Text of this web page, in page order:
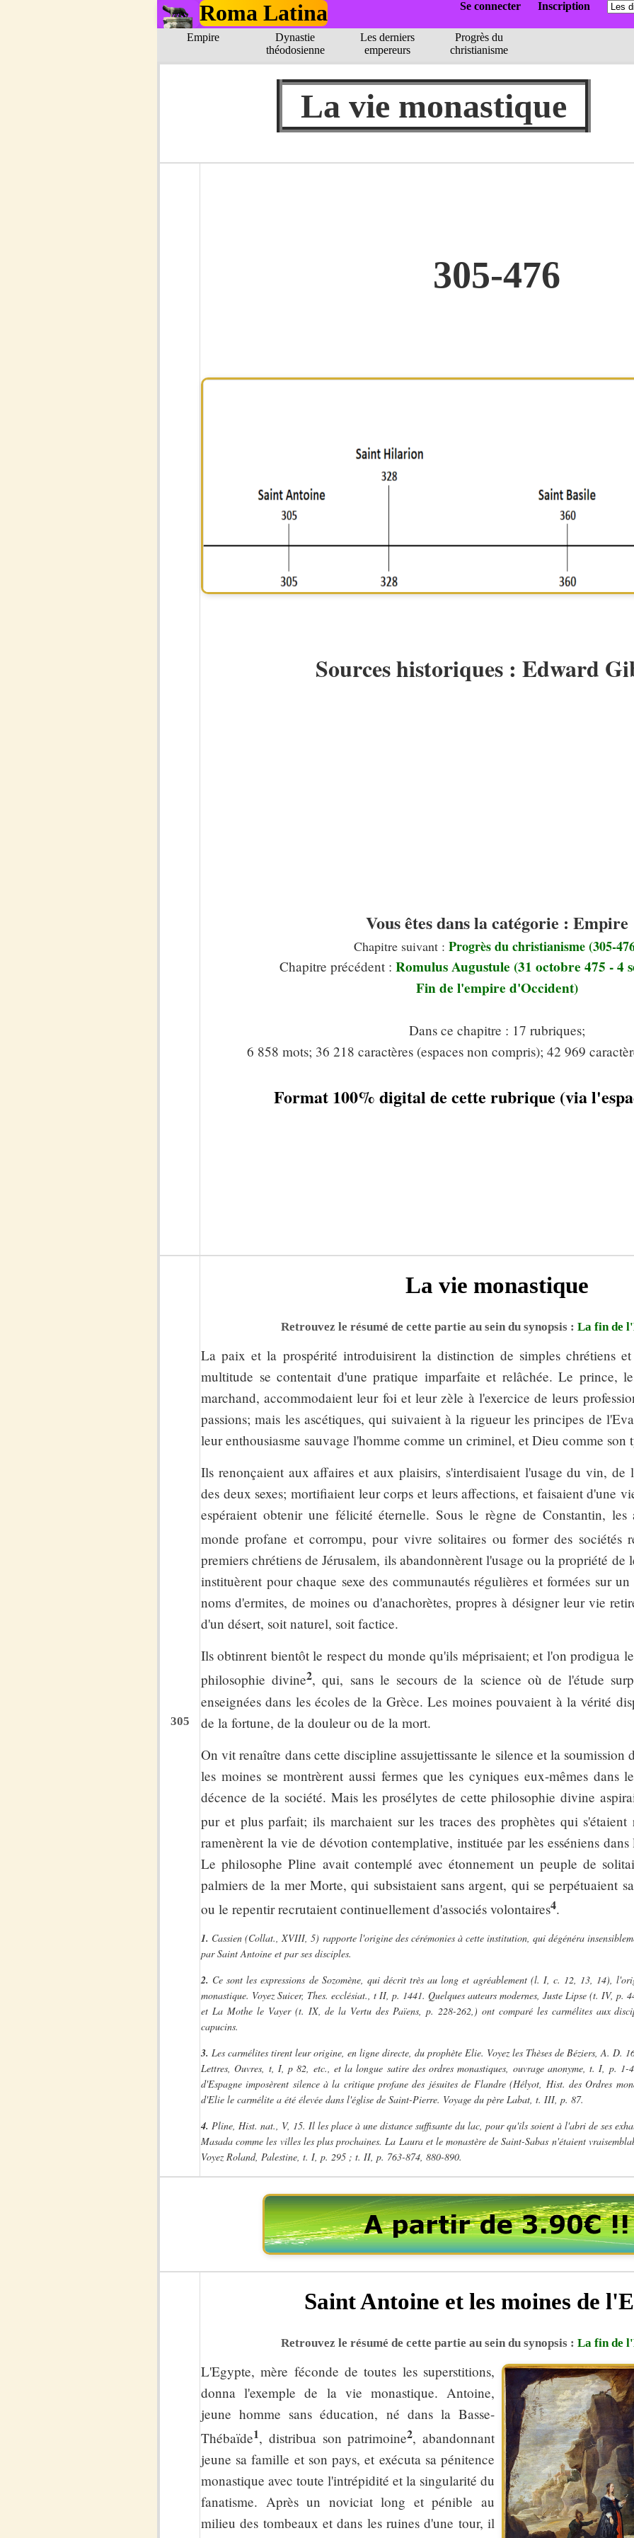
Roma Latina Se connecter Inscription
Empire
Dynastie
théodosienne
Les derniers
empereurs
Progrès du
christianisme
La vie monastique
305-476
Sources historiques : Edward
Vous êtes dans la catégorie : Empire
Chapitre suivant : Progrès du christianisme (305-
Chapitre précédent : Romulus Augustule (31 octobre 475 - 4
Fin de l'empire d'Occident)
Dans ce chapitre : 17 rubriques;
6 858 mots; 36 218 caractères (espaces non compris); 42 969
Format 100% digital de cette rubrique (via
305
La vie monastique
Retrouvez le résumé de cette partie au sein du synopsis : La fin de
La paix et la prospérité introduisirent la distinction de simples chrétiens
multitude se contentait d'une pratique imparfaite et relâchée. Le prince,
marchand, accommodaient leur foi et leur zèle à l'exercice de leurs
passions; mais les ascétiques, qui suivaient à la rigueur les principes de
leur enthousiasme sauvage l'homme comme un criminel, et Dieu comme son
Ils renonçaient aux affaires et aux plaisirs, s'interdisaient l'usage du vin,
des deux sexes; mortifiaient leur corps et leurs affections, et faisaient d'une
espéraient obtenir une félicité éternelle. Sous le règne de Constantin, les
monde profane et corrompu, pour vivre solitaires ou former des sociétés
premiers chrétiens de Jérusalem, ils abandonnèrent l'usage ou la propriété de
instituèrent pour chaque sexe des communautés régulières et formées sur
noms d'ermites, de moines ou d'anachorètes, propres à désigner leur vie
d'un désert, soit naturel, soit factice.
Ils obtinrent bientôt le respect du monde qu'ils méprisaient; et l'on prodigua
philosophie divine2, qui, sans le secours de la science où de l'étude
enseignées dans les écoles de la Grèce. Les moines pouvaient à la vérité
de la fortune, de la douleur ou de la mort.
On vit renaître dans cette discipline assujettissante le silence et la soumission
les moines se montrèrent aussi fermes que les cyniques eux-mêmes dans
décence de la société. Mais les prosélytes de cette philosophie divine
pur et plus parfait; ils marchaient sur les traces des prophètes qui s'étaient
ramenèrent la vie de dévotion contemplative, instituée par les esséniens
Le philosophe Pline avait contemplé avec étonnement un peuple de
palmiers de la mer Morte, qui subsistaient sans argent, qui se perpétuaient
ou le repentir recrutaient continuellement d'associés volontaires4.
1. Cassien (Collat., XVIII, 5) rapporte l'origine des cérémonies à cette institution, qui dégénéra
par Saint Antoine et par ses disciples.
2. Ce sont les expressions de Sozomène, qui décrit très au long et agréablement (l. I, c. 12, 13, 14),
monastique. Voyez Suicer, Thes. ecclésiat., t II, p. 1441. Quelques auteurs modernes, Juste Lipse (t. IV,
et La Mothe le Vayer (t. IX, de la Vertu des Païens, p. 228-262,) ont comparé les carmélites aux
capucins.
3. Les carmélites tirent leur origine, en ligne directe, du prophète Elie. Voyez les Thèses de Béziers, A. D.
Lettres, Ouvres, t, I, p 82, etc., et la longue satire des ordres monastiques, ouvrage anonyme, t. I, p.
d'Espagne imposèrent silence à la critique profane des jésuites de Flandre (Hélyot, Hist. des Ordres
d'Elie le carmélite a été élevée dans l'église de Saint-Pierre. Voyage du père Labat, t. III, p. 87.
4. Pline, Hist. nat., V, 15. Il les place à une distance suffisante du lac, pour qu'ils soient à l'abri de ses
Masada comme les villes les plus prochaines. La Laura et le monastère de Saint-Sabas n'étaient
Voyez Roland, Palestine, t. I, p. 295 ; t. II, p. 763-874, 880-890.
Saint Antoine et les moines de
Retrouvez le résumé de cette partie au sein du synopsis : La fin de
L'Egypte, mère féconde de toutes les superstitions,
donna l'exemple de la vie monastique. Antoine,
jeune homme sans éducation, né dans la Basse-
Thébaïde1, distribua son patrimoine2, abandonnant
jeune sa famille et son pays, et exécuta sa pénitence
monastique avec toute l'intrépidité et la singularité du
fanatisme. Après un noviciat long et pénible au
milieu des tombeaux et dans les ruines d'une tour, il